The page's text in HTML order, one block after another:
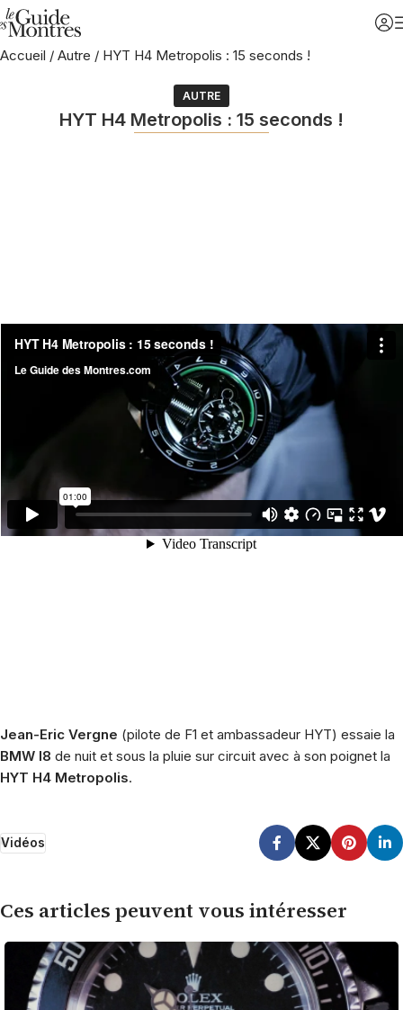
Accueil / Autre / HYT H4 Metropolis : 15 seconds !
AUTRE
HYT H4 Metropolis : 15 seconds !
Jean-Eric Vergne (pilote de F1 et ambassadeur HYT) essaie la
BMW I8 de nuit et sous la pluie sur circuit avec à son poignet la
HYT H4 Metropolis.
Vidéos
Ces articles peuvent vous intéresser